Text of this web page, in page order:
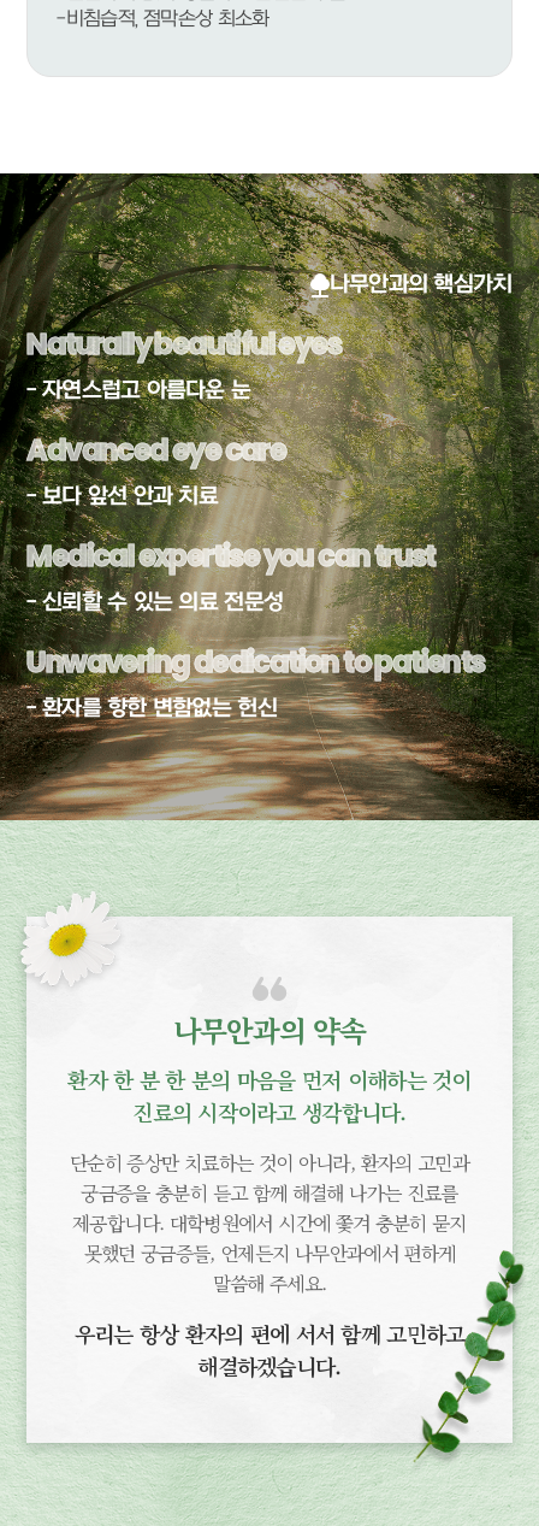
-비침습적, 점막손상 최소화
나무안과의 핵심가치
Naturally beautiful eyes
Naturally beautiful eyes
- 자연스럽고 아름다운 눈
Advanced eye care
Advanced eye care
- 보다 앞선 안과 치료
Medical expertise you can trust
Medical expertise you can trust
- 신뢰할 수 있는 의료 전문성
Unwavering dedication to patients
Unwavering dedication to patients
- 환자를 향한 변함없는 헌신
나무안과의 약속
환자 한 분 한 분의 마음을 먼저 이해하는 것이
진료의 시작이라고 생각합니다.
단순히 증상만 치료하는 것이 아니라, 환자의 고민과
궁금증을 충분히 듣고 함께 해결해 나가는 진료를
제공합니다. 대학병원에서 시간에 쫓겨 충분히 묻지
못했던 궁금증들, 언제든지 나무안과에서 편하게
말씀해 주세요.
우리는 항상 환자의 편에 서서 함께 고민하고
해결하겠습니다.